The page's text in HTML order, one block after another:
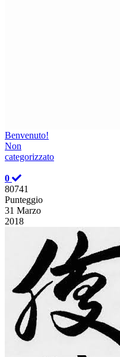
Benvenuto!
Non
categorizzato
0
80741
Punteggio
31 Marzo
2018